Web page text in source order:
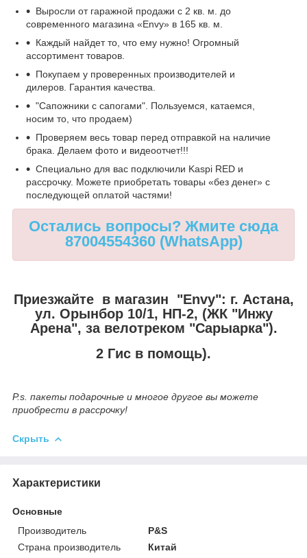
Выросли от гаражной продажи с 2 кв. м. до
современного магазина «Envy» в 165 кв. м.
Каждый найдет то, что ему нужно! Огромный
ассортимент товаров.
Покупаем у проверенных производителей и
дилеров. Гарантия качества.
"Сапожники с сапогами". Пользуемся, катаемся,
носим то, что продаем)
Проверяем весь товар перед отправкой на наличие
брака. Делаем фото и видеоотчет!!!
Специально для вас подключили Kaspi RED и
рассрочку. Можете приобретать товары «без денег» с
последующей оплатой частями!
Остались вопросы? Жмите сюда
87004554360 (WhatsApp)
Приезжайте в магазин "Envy": г. Астана,
ул. Орынбор 10/1, НП-2, (ЖК "Инжу
Арена", за велотреком "Сарыарка").
2 Гис в помощь).
P.s. пакеты подарочные и многое другое вы можете
приобрести в рассрочку!
Скрыть
Характеристики
Основные
Производитель
P&S
Страна производитель
Китай